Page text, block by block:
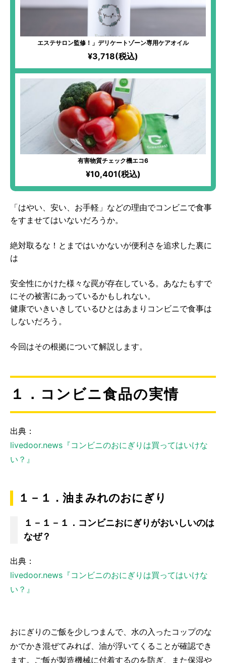
エステサロン監修！」デリケートゾーン専用ケアオイル
¥3,718(税込)
有害物質チェック機エコ6
¥10,401(税込)
「はやい、安い、お手軽」などの理由でコンビニで食事
をすませてはいないだろうか。
絶対取るな！とまではいかないが便利さを追求した裏に
は
安全性にかけた様々な罠が存在している。あなたもすで
にその被害にあっているかもしれない。
健康でいきいきしているひとはあまりコンビニで食事は
しないだろう。
今回はその根拠について解説します。
１．コンビニ食品の実情
出典：
livedoor.news『コンビニのおにぎりは買ってはいけな
い？』
１－１．油まみれのおにぎり
１－１－１．コンビニおにぎりがおいしいのは
なぜ？
出典：
livedoor.news『コンビニのおにぎりは買ってはいけな
い？』
おにぎりのご飯を少しつまんで、水の入ったコップのな
かでかき混ぜてみれば、油が浮いてくることが確認でき
ます。ご飯が製造機械に付着するのを防ぎ、また保湿や